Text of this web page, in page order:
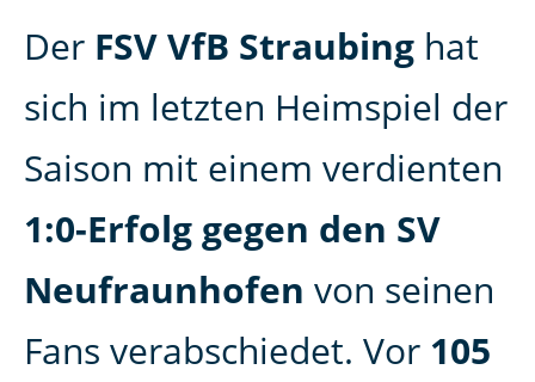
Der FSV VfB Straubing hat
sich im letzten Heimspiel der
Saison mit einem verdienten
1:0-Erfolg gegen den SV
Neufraunhofen von seinen
Fans verabschiedet. Vor 105